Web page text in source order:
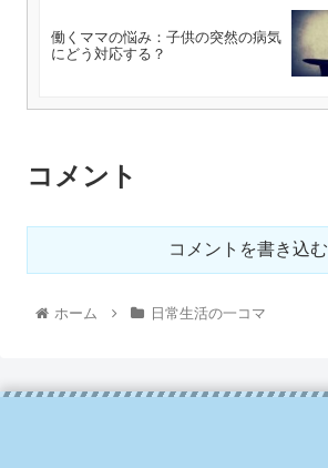
働くママの悩み：子供の突然の病気
にどう対応する？
コメント
コメントを書き込む
ホーム 日常生活の一コマ